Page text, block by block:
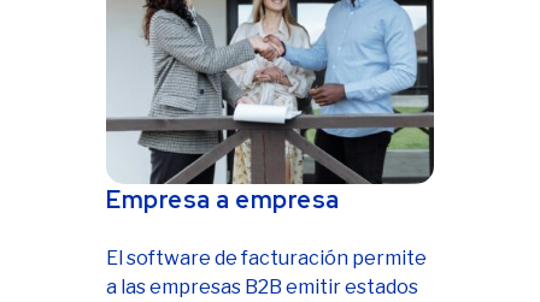
Empresa a empresa
El software de facturación permite
a las empresas B2B emitir estados